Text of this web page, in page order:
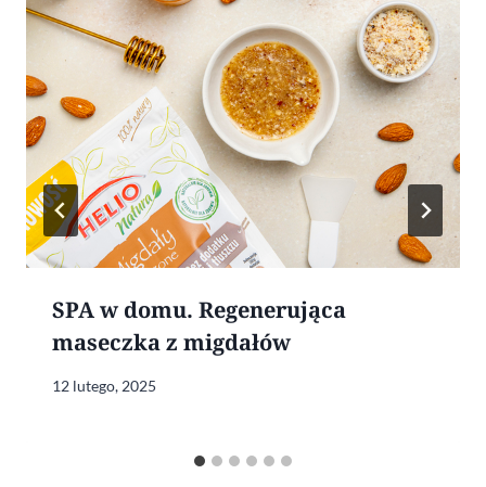
SPA w domu. Regenerująca
maseczka z migdałów
12 lutego, 2025